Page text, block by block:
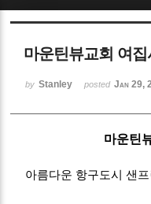
마운틴뷰교회 여
by Stanley posted Jan 29,
마운틴
아름다운 항구도시 샌